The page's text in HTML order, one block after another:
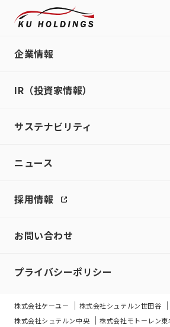
企業情報
IR（投資家情報）
サステナビリティ
ニュース
採用情報
お問い合わせ
プライバシーポリシー
株式会社ケーユー
株式会社シュテルン世田谷
株式会社シュテルン中央
株式会社モトーレン東